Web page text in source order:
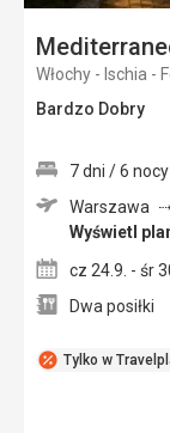
Włochy - Ischia -
Bardzo Dobry
Tylko w
7 dni / 6 nocy
Warszawa
Wyświetl
cz 24.9. - śr
Dwa posiłki